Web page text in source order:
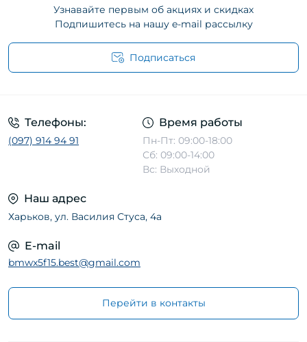
Узнавайте первым об акциях и скидках
Подпишитесь на нашу e-mail рассылку
Подписаться
Телефоны:
(097) 914 94 91
Время работы
Пн-Пт: 09:00-18:00
Сб: 09:00-14:00
Вс: Выходной
Наш адрес
Харьков, ул. Василия Стуса, 4а
E-mail
bmwx5f15.best@gmail.com
Перейти в контакты